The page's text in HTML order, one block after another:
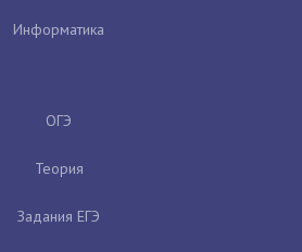
Информатика
ОГЭ
Теория
Задания ЕГЭ